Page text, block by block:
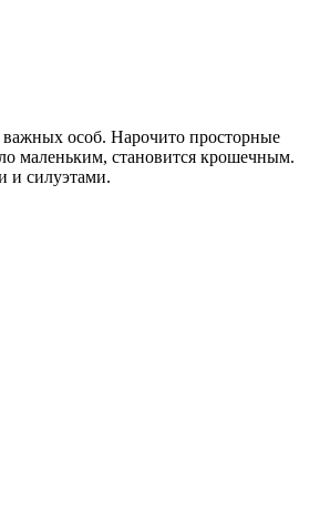
важных особ. Нарочито просторные
маленьким, становится крошечным.
и силуэтами.